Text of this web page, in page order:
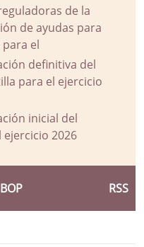
de la
de ayudas para
el
definitiva del
para el ejercicio
inicial del
2026
RSS